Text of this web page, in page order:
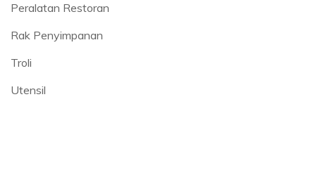
Peralatan Restoran
Rak Penyimpanan
Troli
Utensil